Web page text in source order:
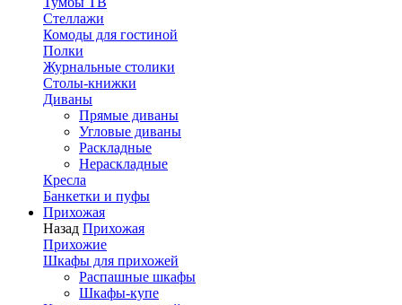
Стеллажи
Комоды для гостиной
Полки
Журнальные столики
Столы-книжки
Диваны
Прямые диваны
Угловые диваны
Раскладные
Нераскладные
Кресла
Банкетки и пуфы
Прихожая
Назад Прихожая
Прихожие
Шкафы для прихожей
Распашные шкафы
Шкафы-купе